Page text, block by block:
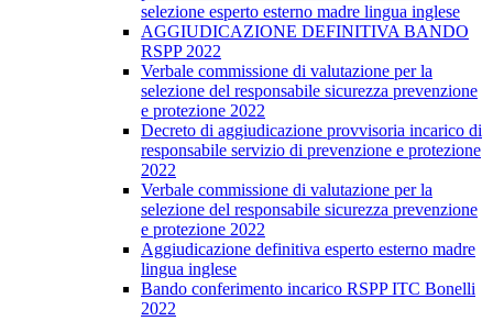
selezione esperto esterno madre lingua inglese
AGGIUDICAZIONE DEFINITIVA BANDO
RSPP 2022
Verbale commissione di valutazione per la
selezione del responsabile sicurezza prevenzione
e protezione 2022
Decreto di aggiudicazione provvisoria incarico di
responsabile servizio di prevenzione e protezione
2022
Verbale commissione di valutazione per la
selezione del responsabile sicurezza prevenzione
e protezione 2022
Aggiudicazione definitiva esperto esterno madre
lingua inglese
Bando conferimento incarico RSPP ITC Bonelli
2022